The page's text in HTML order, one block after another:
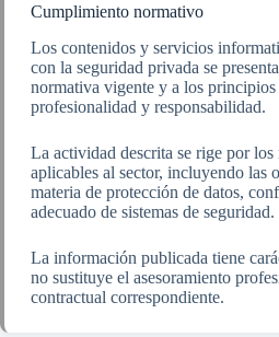
Cumplimiento normativo
Los contenidos y servicios
con la seguridad privada se
normativa vigente y a los principios
profesionalidad y responsabilidad.
La actividad descrita se rige por los
aplicables al sector, incluyendo las
materia de protección de datos,
adecuado de sistemas de seguridad.
La información publicada tiene
no sustituye el asesoramiento
contractual correspondiente.